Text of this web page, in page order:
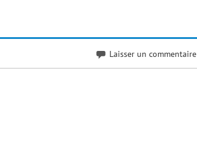
Laisser un commentaire